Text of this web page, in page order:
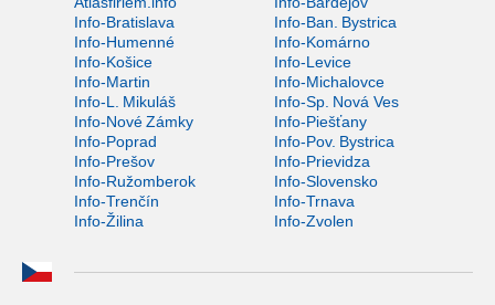
Info-Bratislava
Info-Ban. Bystrica
Info-Humenné
Info-Komárno
Info-Košice
Info-Levice
Info-Martin
Info-Michalovce
Info-L. Mikuláš
Info-Sp. Nová Ves
Info-Nové Zámky
Info-Piešťany
Info-Poprad
Info-Pov. Bystrica
Info-Prešov
Info-Prievidza
Info-Ružomberok
Info-Slovensko
Info-Trenčín
Info-Trnava
Info-Žilina
Info-Zvolen